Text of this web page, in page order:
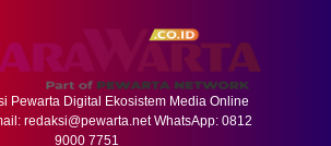
Pewarta Digital Ekosistem Media Online
redaksi@pewarta.netWhatsApp: 0812
9000 7751